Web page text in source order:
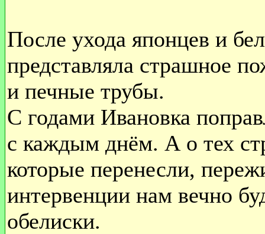
После ухода японцев и
представляла страшное
и печные трубы.
С годами Ивановка
с каждым днём. А о тех
которые перенесли,
интервенции нам вечно
обелиски.